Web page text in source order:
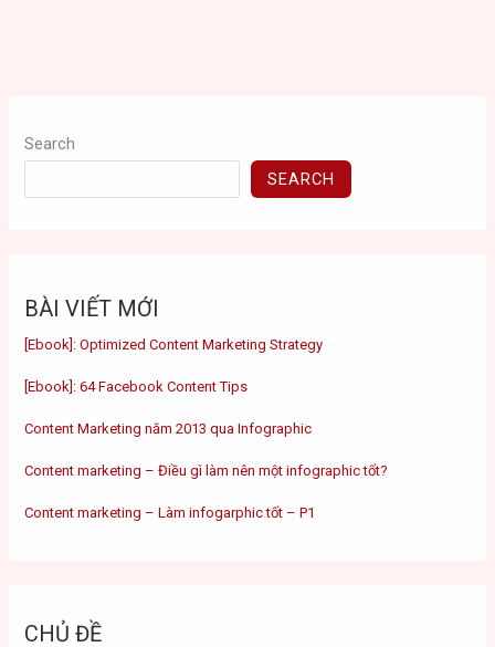
Search
SEARCH
BÀI VIẾT MỚI
[Ebook]: Optimized Content Marketing Strategy
[Ebook]: 64 Facebook Content Tips
Content Marketing năm 2013 qua Infographic
Content marketing – Điều gì làm nên một infographic tốt?
Content marketing – Làm infogarphic tốt – P1
CHỦ ĐỀ